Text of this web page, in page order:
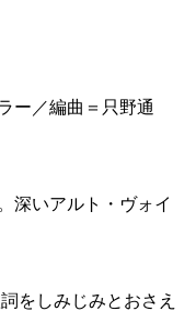
ー／編曲＝只野通
深いアルト・ヴォイ
をしみじみとおさえ